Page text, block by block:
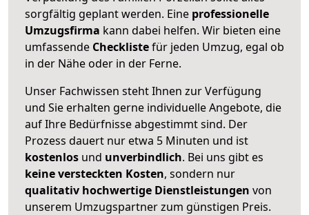
sorgfältig geplant werden. Eine professionelle
Umzugsfirma kann dabei helfen. Wir bieten eine
umfassende Checklistefür jeden Umzug, egal ob
in der Nähe oder in der Ferne.
Unser Fachwissen steht Ihnen zur Verfügung
und Sie erhalten gerne individuelle Angebote, die
auf Ihre Bedürfnisse abgestimmt sind. Der
Prozess dauert nur etwa 5 Minuten und ist
kostenlos und unverbindlich. Bei uns gibt es
keine versteckten Kosten, sondern nur
qualitativ hochwertige Dienstleistungen von
unserem Umzugspartner zum günstigen Preis.